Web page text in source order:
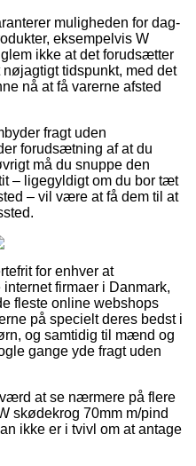
muligheden for dag-
eksempelvis W
ikke at det forudsætter
tidspunkt, med det
nå at få varerne afsted
fragt uden
forudsætning af at du
må du snuppe den
– ligegyldigt om du bor tæt
– vil være at få dem til at
for enhver at
firmaer i Danmark,
fleste online webshops
på specielt deres bedst i
og samtidig til mænd og
gange yde fragt uden
at se nærmere på flere
skødekrog 70mm m/pind
ikke er i tvivl om at antage